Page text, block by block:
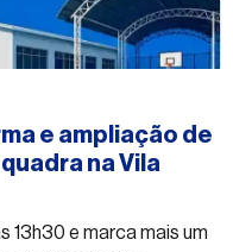
e ampliação de
na Vila
13h30 e marca mais um